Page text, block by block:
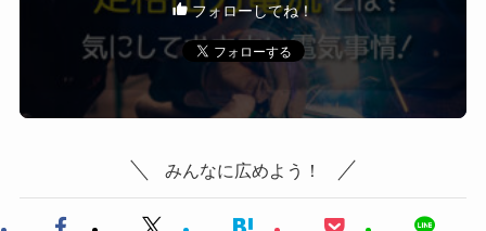
フォローしてね！
みんなに広めよう！